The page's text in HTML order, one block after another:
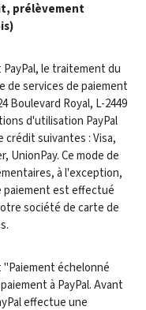
prélèvement
le traitement du
de services de paiement
Boulevard Royal, L-2449
d'utilisation PayPal
crédit suivantes : Visa,
UnionPay. Ce mode de
à l'exception,
paiement est effectué
société de carte de
"Paiement échelonné
à PayPal. Avant
effectue une